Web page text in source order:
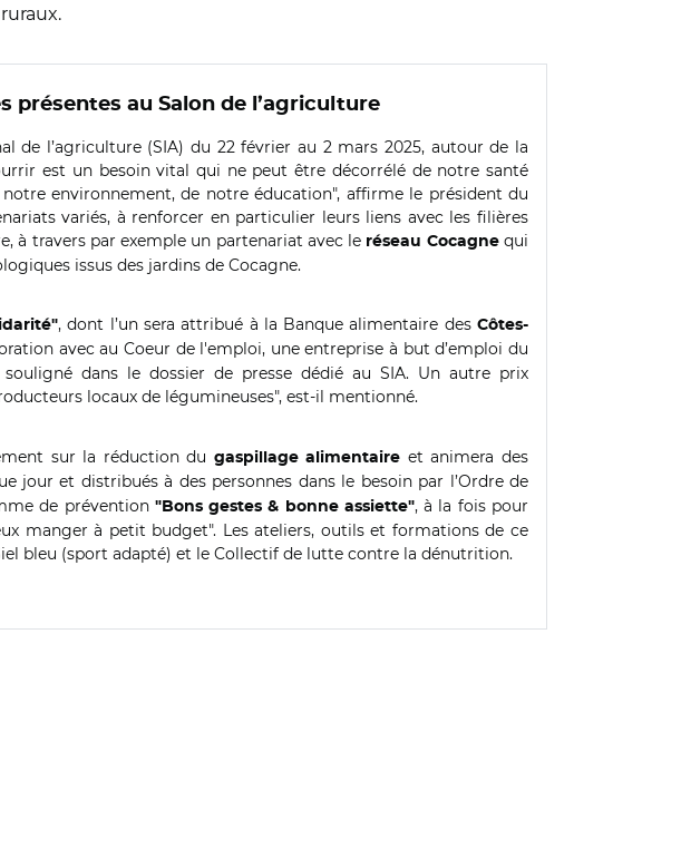
présentes au Salon de l’agriculture
de l’agriculture (SIA) du 22 février au 2 mars 2025, autour de la
est un besoin vital qui ne peut être décorrélé de notre santé
environnement, de notre éducation", affirme le président du
variés, à renforcer en particulier leurs liens avec les filières
à travers par exemple un partenariat avec le réseau Cocagnequi
issus des jardins de Cocagne.
, dont l’un sera attribué à la Banque alimentaire desCôtes-
avec au Coeur de l'emploi, une entreprise à but d’emploi du
dans le dossier de presse dédié au SIA. Un autre prix
locaux de légumineuses", est-il mentionné.
sur la réduction du gaspillage alimentaire et animera des
jour et distribués à des personnes dans le besoin par l’Ordre de
de prévention "Bons gestes & bonne assiette", à la fois pour
manger à petit budget". Les ateliers, outils et formations de ce
bleu (sport adapté) et le Collectif de lutte contre la dénutrition.